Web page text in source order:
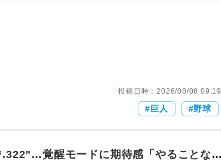
投稿日時：2026/08/06 09:19
巨人 野球
覚醒モードに期待感「やることな